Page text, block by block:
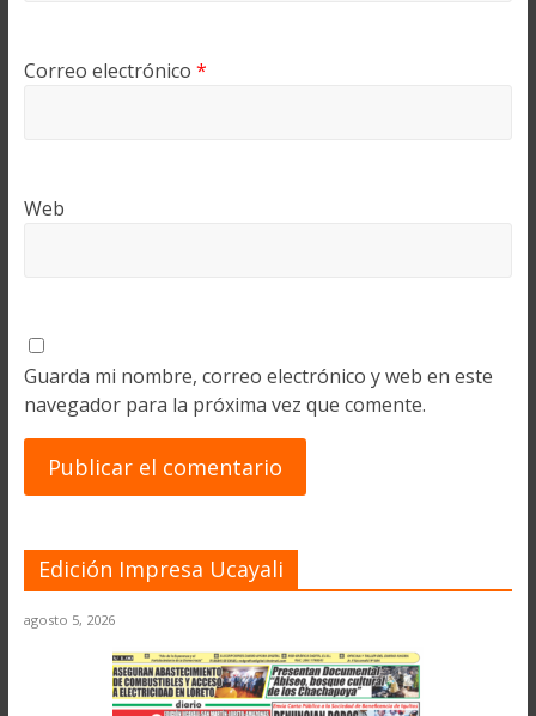
Correo electrónico *
Web
Guarda mi nombre, correo electrónico y web en este
navegador para la próxima vez que comente.
Edición Impresa Ucayali
agosto 5, 2026